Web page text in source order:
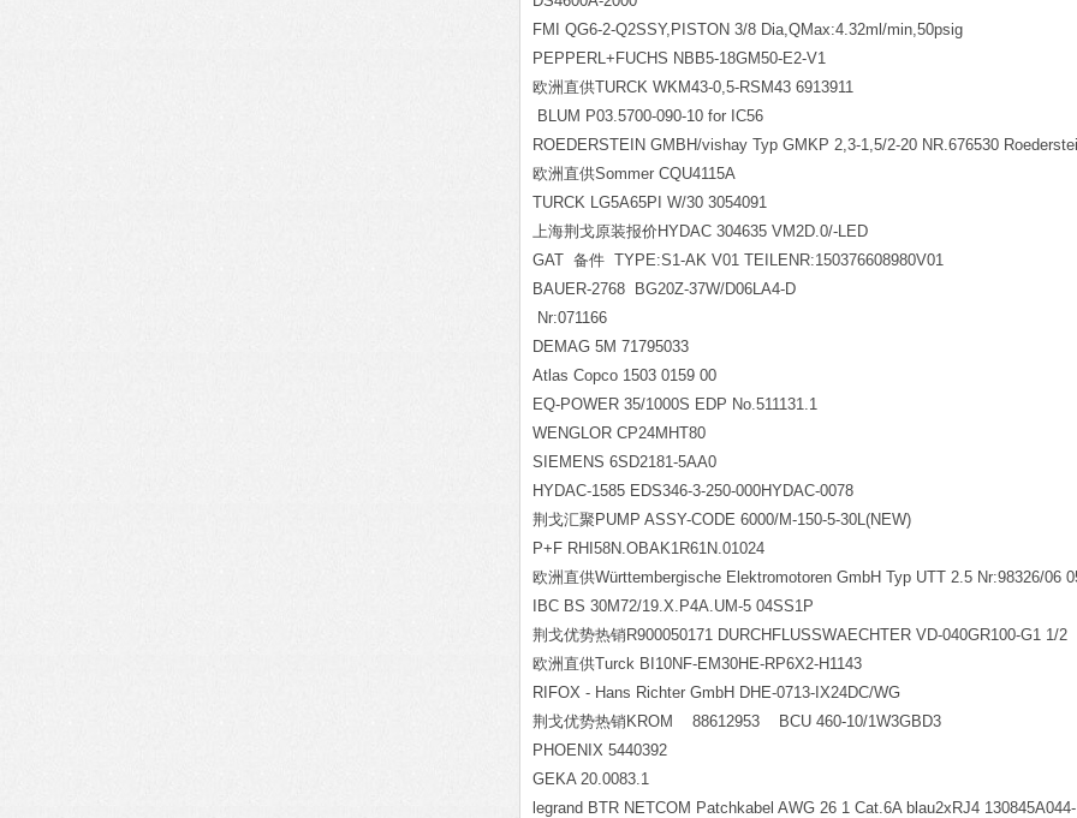
FMI QG6-2-Q2SSY,PISTON 3/8 Dia,QMax:4.32ml/min,50psig
PEPPERL+FUCHS NBB5-18GM50-E2-V1
欧洲直供TURCK WKM43-0,5-RSM43 6913911
BLUM P03.5700-090-10 for IC56
ROEDERSTEIN GMBH/vishay Typ GMKP 2,3-1,5/2-20 NR.676530
欧洲直供Sommer CQU4115A
TURCK LG5A65PI W/30 3054091
上海荆戈原装报价HYDAC 304635 VM2D.0/-LED
GAT 备件 TYPE:S1-AK V01 TEILENR:150376608980V01
BAUER-2768 BG20Z-37W/D06LA4-D
Nr:071166
DEMAG 5M 71795033
Atlas Copco 1503 0159 00
EQ-POWER 35/1000S EDP No.511131.1
WENGLOR CP24MHT80
SIEMENS 6SD2181-5AA0
HYDAC-1585 EDS346-3-250-000HYDAC-0078
荆戈汇聚PUMP ASSY-CODE 6000/M-150-5-30L(NEW)
P+F RHI58N.OBAK1R61N.01024
欧洲直供Württembergische Elektromotoren GmbH Typ UTT 2.5 Nr:98326/06
IBC BS 30M72/19.X.P4A.UM-5 04SS1P
荆戈优势热销R900050171 DURCHFLUSSWAECHTER VD-040GR100-G1 1/2
欧洲直供Turck BI10NF-EM30HE-RP6X2-H1143
RIFOX - Hans Richter GmbH DHE-0713-IX24DC/WG
荆戈优势热销KROM 88612953 BCU 460-10/1W3GBD3
PHOENIX 5440392
GEKA 20.0083.1
legrand BTR NETCOM Patchkabel AWG 26 1 Cat.6A blau2xRJ4